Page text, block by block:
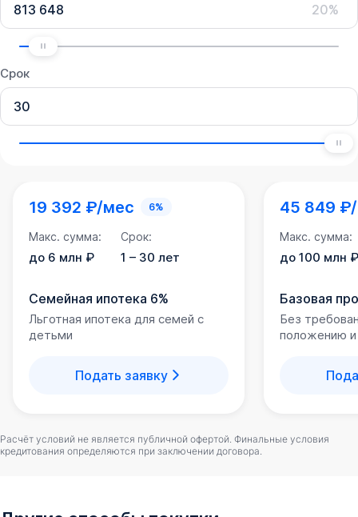
20%
Срок
19 392 ₽/мес 6%
Макс. сумма:
до 6 млн ₽
Срок:
1 – 30 лет
Семейная ипотека 6%
Льготная ипотека для семей с
детьми
Подать заявку
45 849
Макс. сумма:
до 100 млн ₽
Базовая
Без
положению
Расчёт условий не является публичной офертой. Финальные условия
кредитования определяются при заключении договора.